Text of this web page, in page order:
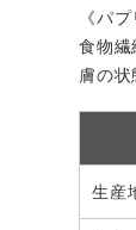
《パプ
食物繊
膚の
生産